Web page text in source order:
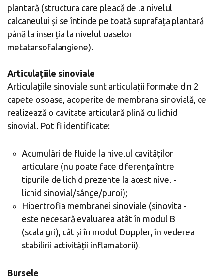
plantară (structura care pleacă de la nivelul
calcaneului și se întinde pe toată suprafața plantară
până la inserția la nivelul oaselor
metatarsofalangiene).
Articulațiile sinoviale
Articulațiile sinoviale sunt articulații formate din 2
capete osoase, acoperite de membrana sinovială, ce
realizează o cavitate articulară plină cu lichid
sinovial. Pot fi identificate:
Acumulări de fluide la nivelul cavităților
articulare (nu poate face diferența între
tipurile de lichid prezente la acest nivel -
lichid sinovial/sânge/puroi);
Hipertrofia membranei sinoviale (sinovita -
este necesară evaluarea atât în modul B
(scala gri), cât și în modul Doppler, în vederea
stabilirii activității inflamatorii).
Bursele